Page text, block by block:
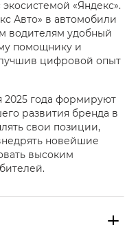
«Яндекс».
Авто» в автомобили
водителям удобный
помощнику и
цифровой опыт
2025 года формируют
развития бренда в
свои позиции,
новейшие
высоким